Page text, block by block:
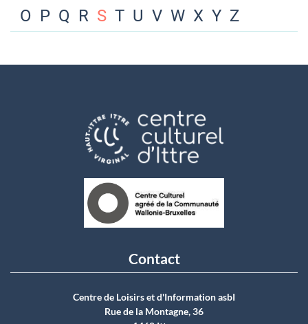
O P Q R S T U V W X Y Z
Contact
Centre de Loisirs et d'Information asbI
Rue de la Montagne, 36